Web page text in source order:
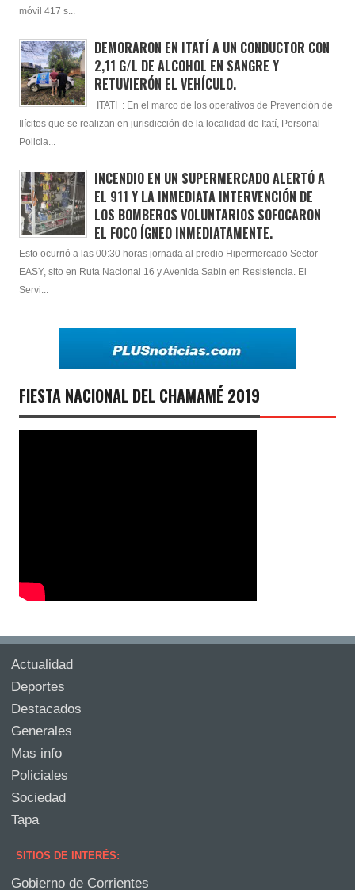
móvil 417 s...
DEMORARON EN ITATÍ A UN CONDUCTOR CON
2,11 G/L DE ALCOHOL EN SANGRE Y
RETUVIERÓN EL VEHÍCULO.
ITATI : En el marco de los operativos de Prevención de
Ilícitos que se realizan en jurisdicción de la localidad de Itatí, Personal
Policia...
INCENDIO EN UN SUPERMERCADO ALERTÓ A
EL 911 Y LA INMEDIATA INTERVENCIÓN DE
LOS BOMBEROS VOLUNTARIOS SOFOCARON
EL FOCO ÍGNEO INMEDIATAMENTE.
Esto ocurrió a las 00:30 horas jornada al predio Hipermercado Sector
EASY, sito en Ruta Nacional 16 y Avenida Sabin en Resistencia. El
Servi...
FIESTA NACIONAL DEL CHAMAMÉ 2019
Actualidad
Deportes
Destacados
Generales
Mas info
Policiales
Sociedad
Tapa
SITIOS DE INTERÉS:
Gobierno de Corrientes